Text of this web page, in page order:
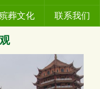
葬文化 联系我们